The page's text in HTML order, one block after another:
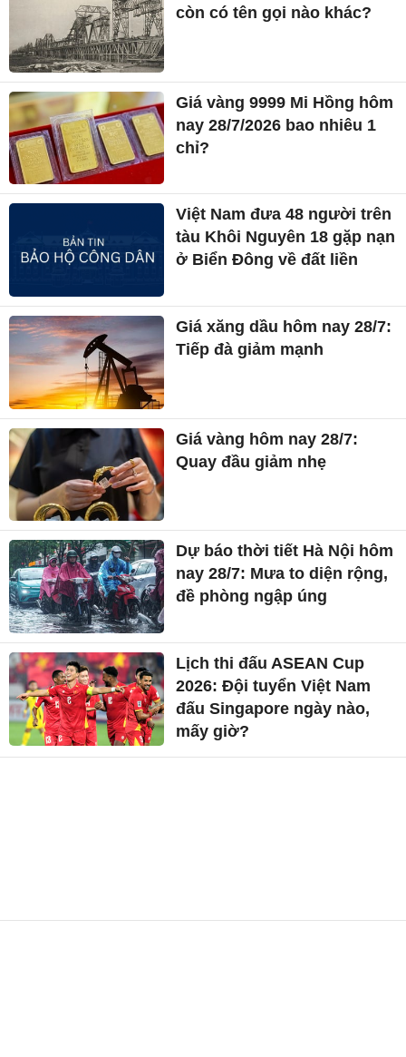
còn có tên gọi nào khác?
Giá vàng 9999 Mi Hồng hôm
nay 28/7/2026 bao nhiêu 1
chỉ?
Việt Nam đưa 48 người trên
tàu Khôi Nguyên 18 gặp nạn
ở Biển Đông về đất liền
Giá xăng dầu hôm nay 28/7:
Tiếp đà giảm mạnh
Giá vàng hôm nay 28/7:
Quay đầu giảm nhẹ
Dự báo thời tiết Hà Nội hôm
nay 28/7: Mưa to diện rộng,
đề phòng ngập úng
Lịch thi đấu ASEAN Cup
2026: Đội tuyển Việt Nam
đấu Singapore ngày nào,
mấy giờ?